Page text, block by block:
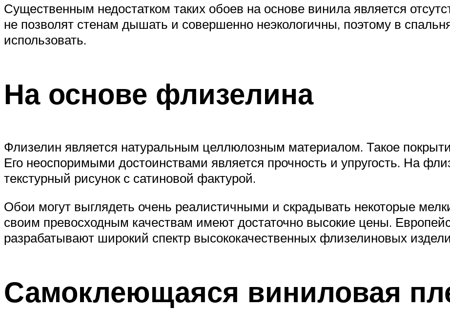
Существенным недостатком таких обоев на основе винила является
не позволят стенам дышать и совершенно неэкологичны, поэтому в
использовать.
На основе флизелина
Флизелин является натуральным целлюлозным материалом. Такое
Его неоспоримыми достоинствами является прочность и упругость. На
текстурный рисунок с сатиновой фактурой.
Обои могут выглядеть очень реалистичными и скрадывать некоторые
своим превосходным качествам имеют достаточно высокие цены.
разрабатывают широкий спектр высококачественных флизелиновых
Самоклеющаяся виниловая